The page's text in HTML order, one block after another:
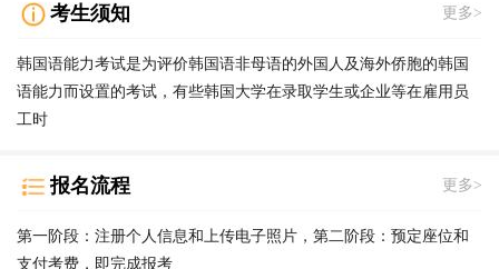
考生须知 更多>
韩国语能力考试是为评价韩国语非母语的外国人及海外侨胞的韩国
语能力而设置的考试，有些韩国大学在录取学生或企业等在雇用员
工时
报名流程 更多>
第一阶段：注册个人信息和上传电子照片，第二阶段：预定座位和
支付考费，即完成报考